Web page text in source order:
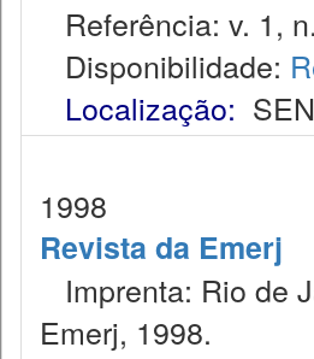
Referência: v. 1,
Disponibilidade:
Localização: SEN
1998
Revista da Emerj
Imprenta: Rio de
Emerj, 1998.